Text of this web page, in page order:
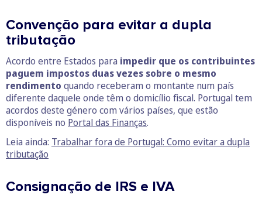
Convenção para evitar a dupla
tributação
Acordo entre Estados para impedir que os contribuintes
paguem impostos duas vezes sobre o mesmo
rendimento quando receberam o montante num país
diferente daquele onde têm o domicílio fiscal. Portugal tem
acordos deste género com vários países, que estão
disponíveis no Portal das Finanças.
Leia ainda: Trabalhar fora de Portugal: Como evitar a dupla
tributação
Consignação de IRS e IVA